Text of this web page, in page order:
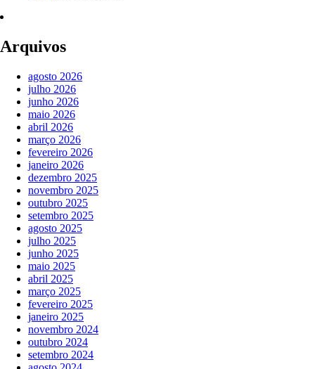
Arquivos
agosto 2026
julho 2026
junho 2026
maio 2026
abril 2026
março 2026
fevereiro 2026
janeiro 2026
dezembro 2025
novembro 2025
outubro 2025
setembro 2025
agosto 2025
julho 2025
junho 2025
maio 2025
abril 2025
março 2025
fevereiro 2025
janeiro 2025
novembro 2024
outubro 2024
setembro 2024